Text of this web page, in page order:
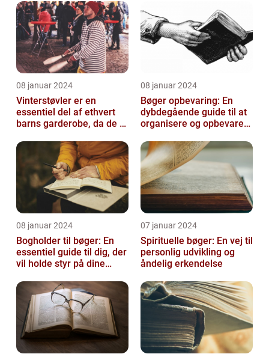
08 januar 2024
Vinterstøvler er en
essentiel del af ethvert
barns garderobe, da de er
deres ...
08 januar 2024
Bøger opbevaring: En
dybdegående guide til at
organisere og opbevare
08 januar 2024
Bogholder til bøger: En
essentiel guide til dig, der
vil holde styr på dine
07 januar 2024
Spirituelle bøger: En vej til
personlig udvikling og
åndelig erkendelse